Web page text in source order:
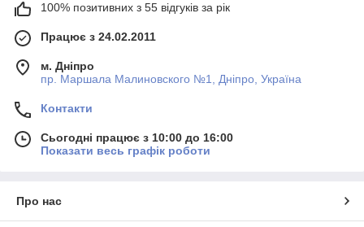
100% позитивних з 55 відгуків за рік
Працює з 24.02.2011
м. Дніпро
пр. Маршала Малиновского №1, Дніпро, Україна
Контакти
Сьогодні працює з 10:00 до 16:00
Показати весь графік роботи
Про нас